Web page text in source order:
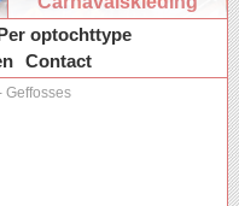
optochttype
Contact
Geffosses